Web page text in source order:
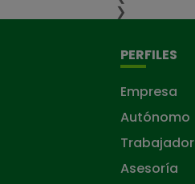
❯
PERFILES
Empresa
Autónomo
Trabajador
Asesoría